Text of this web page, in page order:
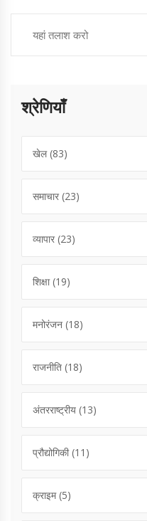
श्रेणियाँ
खेल(83)
समाचार (23)
व्यापार (23)
शिक्षा(19)
मनोरंजन (18)
राजनीति (18)
अंतरराष्ट्रीय (13)
प्रौद्योगिकी(11)
क्राइम(5)